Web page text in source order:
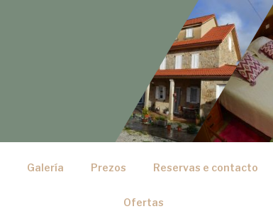
Galería Prezos Reservas e contacto
Ofertas